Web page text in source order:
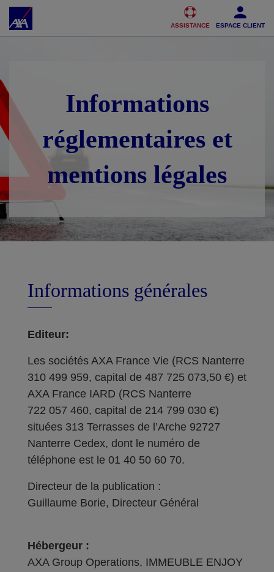
Accéder au Contenu Accéder au Pied de page
ASSISTANCE ESPACE CLIENT
Informations
réglementaires et
mentions légales
Informations générales
Editeur:
Les sociétés AXA France Vie (RCS Nanterre
310 499 959, capital de 487 725 073,50 €) et
AXA France IARD (RCS Nanterre
722 057 460, capital de 214 799 030 €)
situées 313 Terrasses de l’Arche 92727
Nanterre Cedex, dont le numéro de
téléphone est le 01 40 50 60 70.
Directeur de la publication :
Guillaume Borie, Directeur Général
Hébergeur :
AXA Group Operations, IMMEUBLE ENJOY